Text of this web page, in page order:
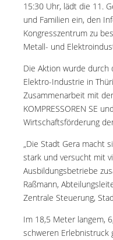
15:30 Uhr, lädt die 11.
und Familien ein, den
Kongresszentrum zu
Metall- und
Die Aktion wurde durch
Elektro-Industrie in
Zusammenarbeit mit
KOMPRESSOREN SE
Wirtschaftsförderung
„Die Stadt Gera macht
stark und versucht mit
Ausbildungsbetriebe
Raßmann,
Zentrale Steuerung,
Im 18,5 Meter langem,
schweren Erlebnistruck